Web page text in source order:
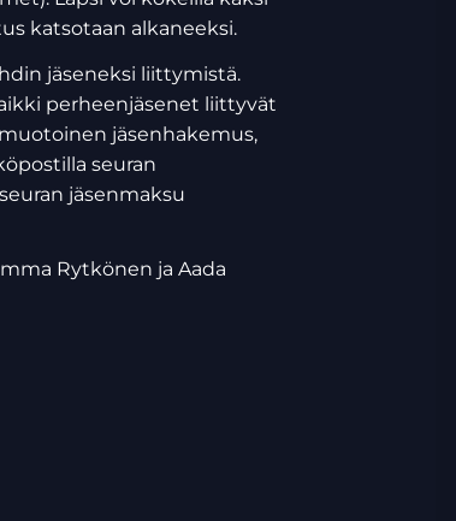
katsotaan alkaneeksi.
jäseneksi liittymistä.
perheenjäsenet liittyvät
jäsenhakemus,
seuran
jäsenmaksu
Rytkönen ja Aada